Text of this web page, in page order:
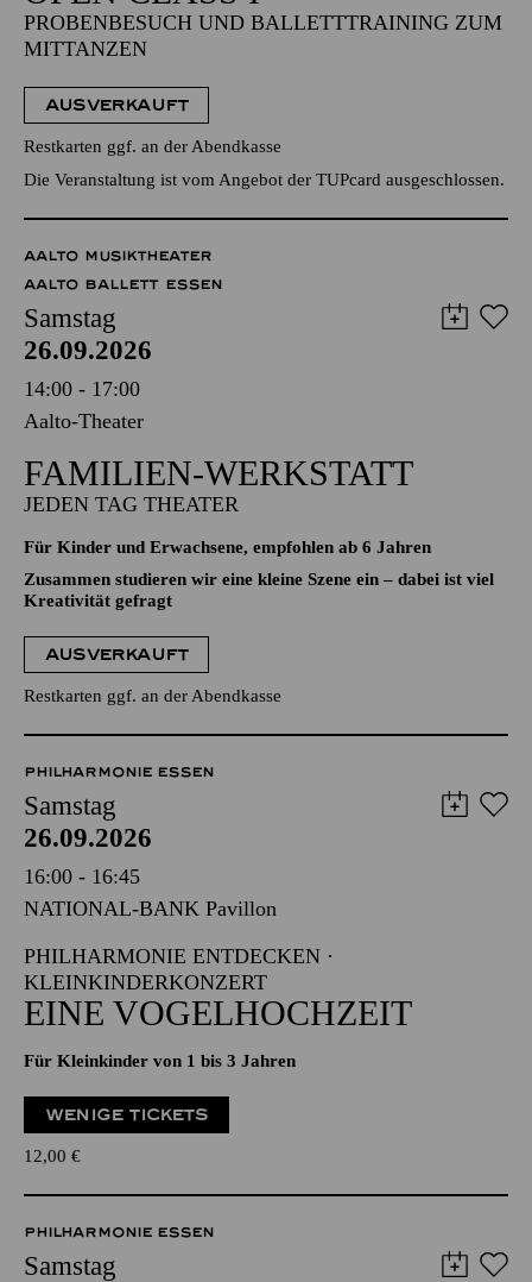
PROBENBESUCH UND BALLETTTRAINING ZUM
MITTANZEN
AUSVERKAUFT
Restkarten ggf. an der Abendkasse
Die Veranstaltung ist vom Angebot der TUPcard ausgeschlossen.
AALTO MUSIKTHEATER
AALTO BALLETT ESSEN
Samstag
26.09.2026
14:00 - 17:00
Aalto-Theater
FAMILIEN-WERKSTATT
JEDEN TAG THEATER
Für Kinder und Erwachsene, empfohlen ab 6 Jahren
Zusammen studieren wir eine kleine Szene ein – dabei ist viel
Kreativität gefragt
AUSVERKAUFT
Restkarten ggf. an der Abendkasse
PHILHARMONIE ESSEN
Samstag
26.09.2026
16:00 - 16:45
NATIONAL-BANK Pavillon
PHILHARMONIE ENTDECKEN ·
KLEINKINDERKONZERT
EINE VOGELHOCHZEIT
Für Kleinkinder von 1 bis 3 Jahren
WENIGE TICKETS
12,00 €
PHILHARMONIE ESSEN
Samstag